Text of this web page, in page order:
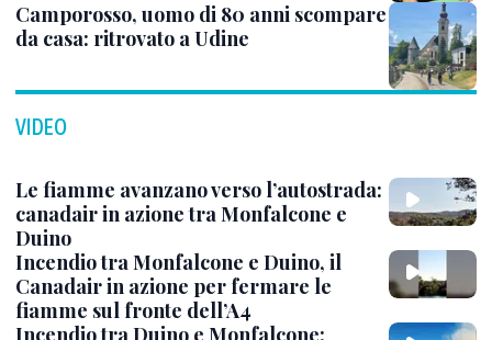
Camporosso, uomo di 80 anni scompare
da casa: ritrovato a Udine
VIDEO
Le fiamme avanzano verso l’autostrada:
canadair in azione tra Monfalcone e
Duino
Incendio tra Monfalcone e Duino, il
Canadair in azione per fermare le
fiamme sul fronte dell’A4
Incendio tra Duino e Monfalcone: